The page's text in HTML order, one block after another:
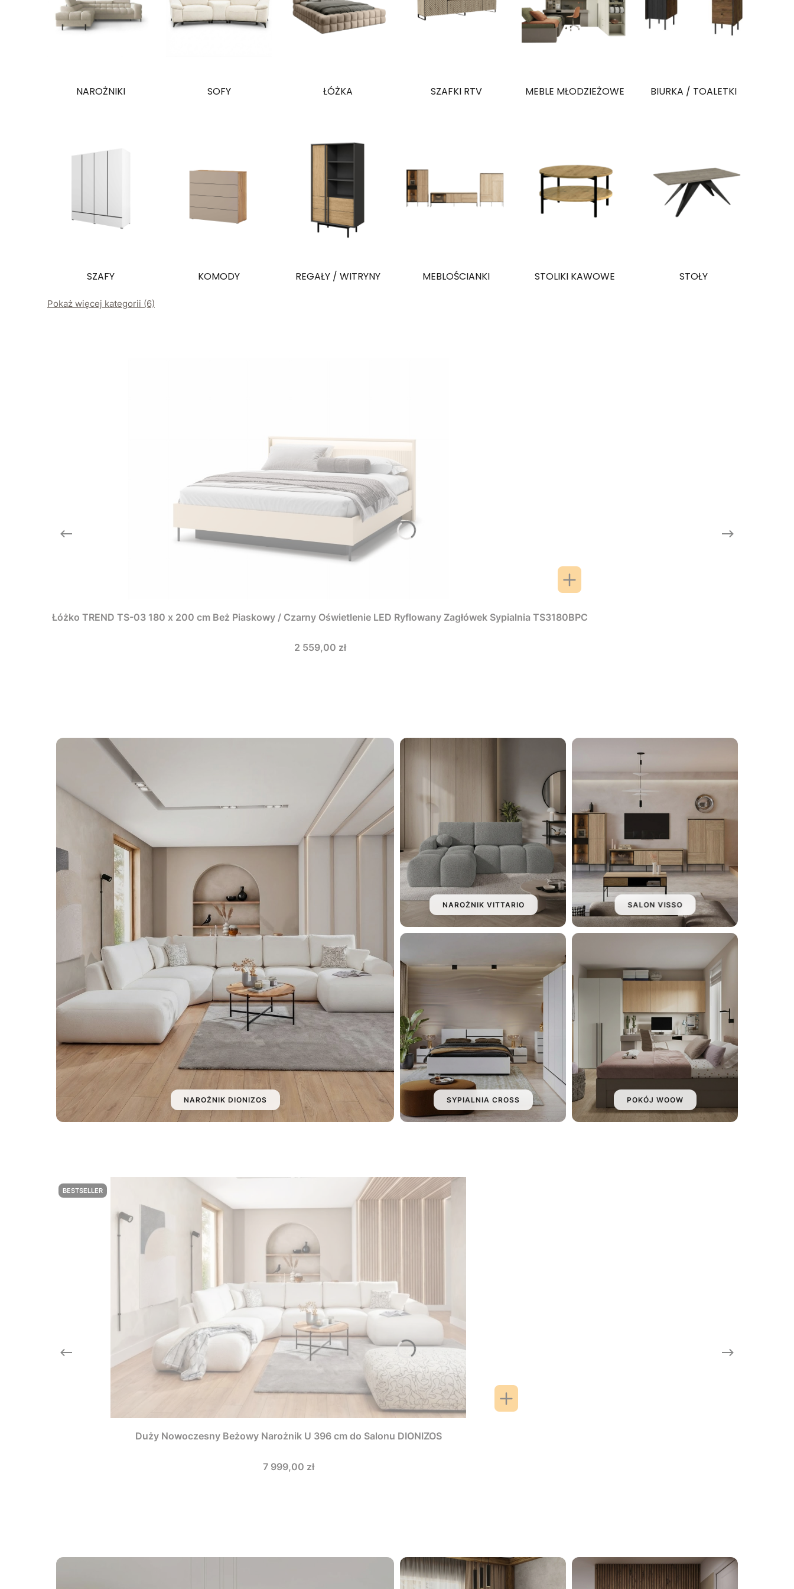
NAROŻNIKI SOFY ŁÓŻKA SZAFKI RTV MEBLE MŁODZIEŻOWE BIURKA / TOALETKI
SZAFY KOMODY REGAŁY / WITRYNY MEBLOŚCIANKI STOLIKI KAWOWE STOŁY
Pokaż więcej kategorii (6)
Łóżko TREND TS-03 180 x 200 cm Beż Piaskowy / Czarny Oświetlenie LED Ryflowany Zagłówek Sypialnia TS3180BPC
Cena
2 559,00 zł
NAROŻNIK DIONIZOS
NAROŻNIK VITTARIO SALON VISSO
SYPIALNIA CROSS POKÓJ WOOW
BESTSELLER
Duży Nowoczesny Beżowy Narożnik U 396 cm do Salonu DIONIZOS
Cena
7 999,00 zł